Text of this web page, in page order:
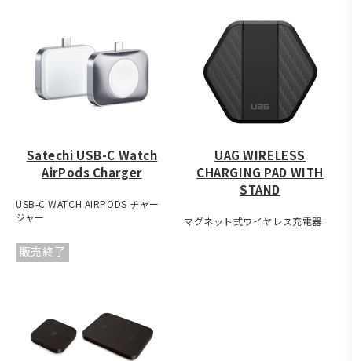
Satechi USB-C Watch
AirPods Charger
USB-C WATCH AIRPODS チャー
ジャー
UAG WIRELESS
CHARGING PAD WITH
STAND
マグネット式ワイヤレス充電器
販売終了